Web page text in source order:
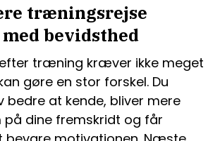
træningsrejse
bevidsthed
træning kræver ikke meget
gøre en stor forskel. Du
at kende, bliver mere
dine fremskridt og får